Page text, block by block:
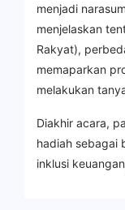
menjadi
menjelaskan
Rakyat),
memaparkan
melakukan
Diakhir acara,
hadiah sebagai
inklusi